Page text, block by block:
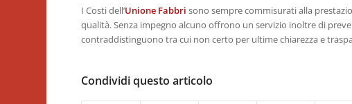
I Costi dell’Unione Fabbri sono sempre commisurati alla
qualità. Senza impegno alcuno offrono un servizio inoltre di
contraddistinguono tra cui non certo per ultime chiarezza e
Condividi questo articolo